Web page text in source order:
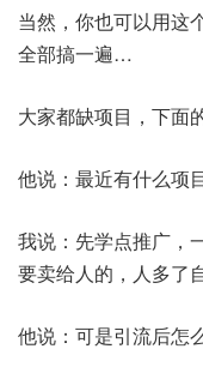
当然，你也可以用这
全部搞一遍…
大家都缺项目，下面
他说：最近有什么项
我说：先学点推广，
要卖给人的，人多了
他说：可是引流后怎